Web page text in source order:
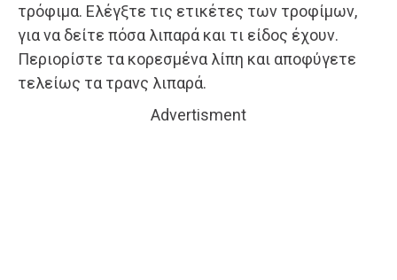
τρόφιμα. Ελέγξτε τις ετικέτες των τροφίμων,
για να δείτε πόσα λιπαρά και τι είδος έχουν.
Περιορίστε τα κορεσμένα λίπη και αποφύγετε
τελείως τα τρανς λιπαρά.
Advertisment